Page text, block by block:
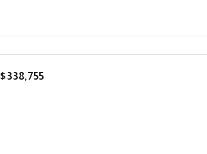
$338,755